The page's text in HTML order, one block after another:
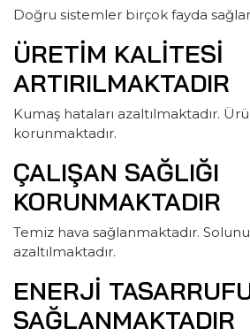
Doğru sistemler birçok fayda
ÜRETIM KALITESI
ARTIRILMAKTADIR
Kumaş hataları azaltılmaktadır.
korunmaktadır.
ÇALIŞAN SAĞLIĞI
KORUNMAKTADIR
Temiz hava sağlanmaktadır.
azaltılmaktadır.
ENERJI
SAĞLANMAKTADIR